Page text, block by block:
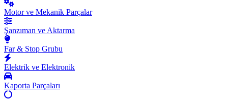
Motor ve Mekanik Parçalar
Şanzıman ve Aktarma
Far & Stop Grubu
Elektrik ve Elektronik
Kaporta Parçaları